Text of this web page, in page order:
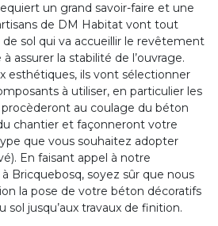
un grand savoir-faire et une
de DM Habitat vont tout
de sol qui va accueillir le revêtement
assurer la stabilité de l’ouvrage.
esthétiques, ils vont sélectionner
à utiliser, en particulier les
procèderont au coulage du béton
chantier et façonneront votre
que vous souhaitez adopter
En faisant appel à notre
Bricquebosq, soyez sûr que nous
la pose de votre béton décoratifs
sol jusqu’aux travaux de finition.